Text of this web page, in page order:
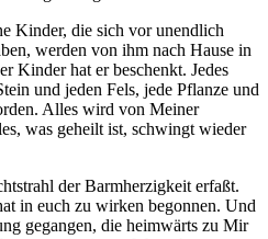
Kinder, die sich vor unendlich
werden von ihm nach Hause in
Kinder hat er beschenkt. Jedes
und jeden Fels, jede Pflanze und
Alles wird von Meiner
was geheilt ist, schwingt wieder
der Barmherzigkeit erfaßt.
in euch zu wirken begonnen. Und
gegangen, die heimwärts zu Mir